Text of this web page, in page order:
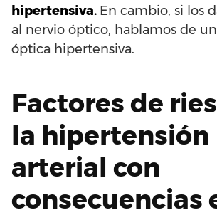
hipertensiva. En cambio, si los
al nervio óptico, hablamos de
óptica hipertensiva.
Factores de
la hipertensión
arterial con
consecuencias